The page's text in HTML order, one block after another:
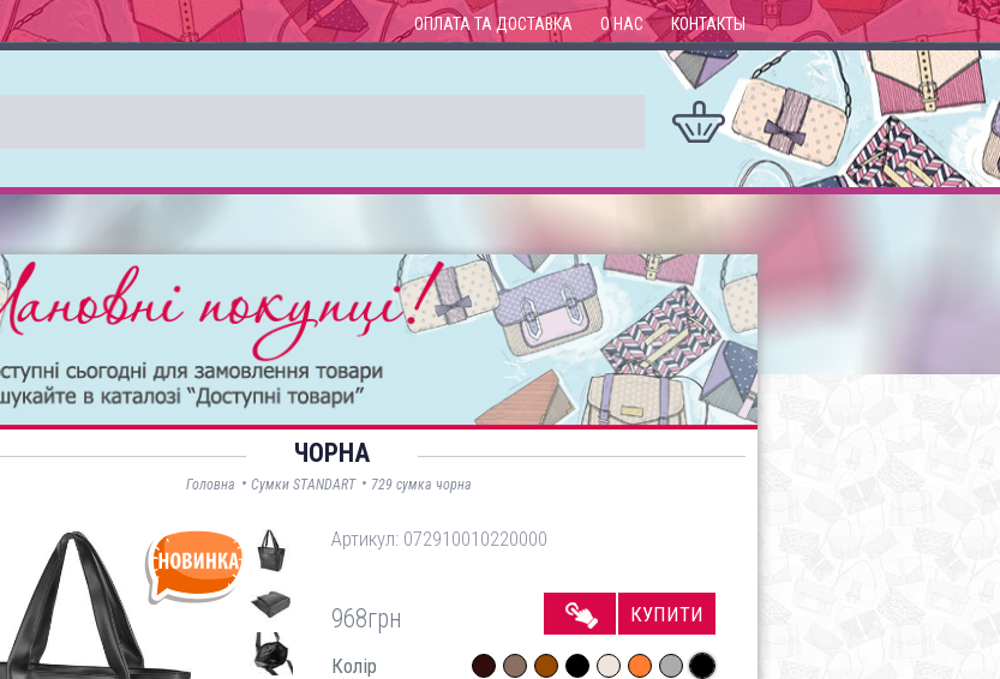
ОПЛАТА ТА ДОСТАВКА О НАС КОНТАКТЫ
ЧОРНА
Головна • Сумки STANDART • 729 сумка чорна
Артикул: 072910010220000
968грн КУПИТИ
Колір